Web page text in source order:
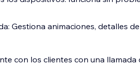
Gestiona animaciones, detalles
con los clientes con una llamada